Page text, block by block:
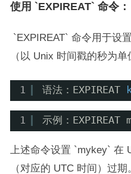
使用 `EXPIREAT` 命令：
`EXPIREAT` 命令用于设
（以 Unix 时间戳的秒为单
1 语法：EXPIREAT
1 示例：EXPIREAT
上述命令设置 `mykey` 在
（对应的 UTC 时间）过期